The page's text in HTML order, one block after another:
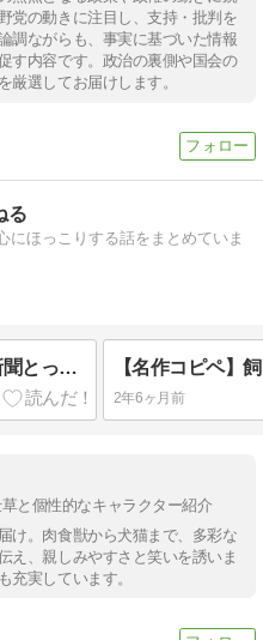
党の動きに注目し、支持・批判を
調ながらも、事実に基づいた情報
す内容です。政治の裏側や国会の
厳選してお届けします。
る
にほっこりする話をまとめていま
【名作コピペ】飼い主「誰か新聞とってきてー」←犬種別でお答えしますwwww
2年6ヶ月前
と個性的なキャラクター紹介
け。肉食獣から犬猫まで、多彩な
え、親しみやすさと笑いを誘いま
充実しています。